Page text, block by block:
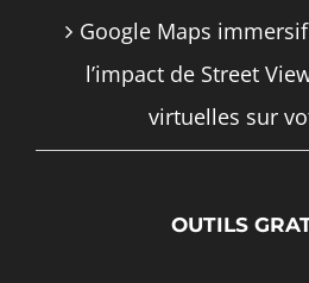
Google Maps
l’impact de Street
virtuelles sur
OUTILS